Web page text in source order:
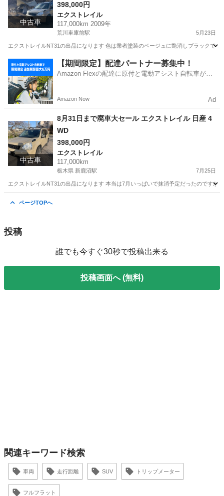
中古車
398,000円
エクストレイル
117,000km 2009年
荒川車庫前駅 5月23日
エクストレイルNT31の出品になります 色は業者塗装のベージュに艶消しブラックで
荒川車庫前駅 エクストレイル 特価
【期間限定】配達パートナー募集中！
Amazon Flexの配達に原付と電動アシスト自転車が登
Amazon Now Ad
中古車
8月31日まで廃車大セール エクストレイル 日産 4
WD
398,000円
エクストレイル
117,000km
栃木県 新鹿沼駅 7月25日
エクストレイルNT31の出品になります 本当は7月いっぱいで抹消予定だったのです
ページTOPへ
投稿
誰でも今すぐ30秒で投稿出来る
投稿画面へ (無料)
関連キーワード検索
車両 走行距離 SUV トリップメーター
フルフラット